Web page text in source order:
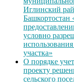
Иглинский
Башкортостан
условно
участка»
О порядке
проекту
сельского